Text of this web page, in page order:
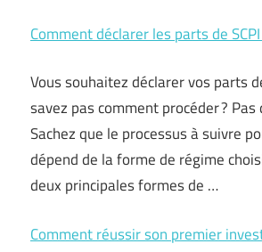
Comment déclarer les parts de
Vous souhaitez déclarer vos parts
savez pas comment procéder ? Pas
Sachez que le processus à suivre
dépend de la forme de régime
deux principales formes de …
Comment réussir son premier